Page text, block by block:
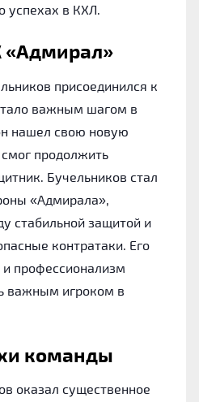
успехах в КХЛ.
«Адмирал»
присоединился к
важным шагом в
нашел свою новую
продолжить
Бучельников стал
«Адмирала»,
стабильной защитой и
контратаки. Его
и профессионализм
важным игроком в
команды
оказал существенное